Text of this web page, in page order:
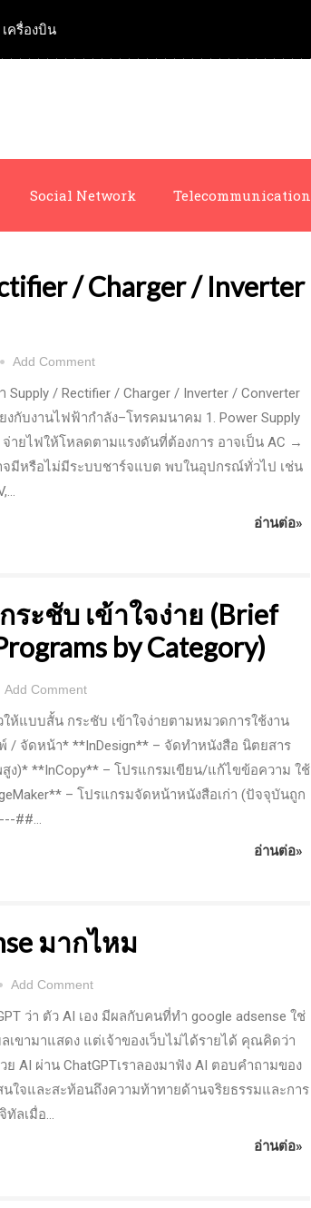
ครื่องบิน
Social Network Telecommunication
/ Charger / Inverter
Add Comment
Supply / Rectifier / Charger / Inverter / Converter
งกับงานไฟฟ้ากำลัง–โทรคมนาคม 1. Power Supply
ายไฟให้โหลดตามแรงดันที่ต้องการ อาจเป็น AC →
จมีหรือไม่มีระบบชาร์จแบต พบในอุปกรณ์ทั่วไป เช่น
อ่านต่อ»
ะชับ เข้าใจง่าย (Brief
by Category)
Add Comment
ห้แบบสั้น กระชับ เข้าใจง่ายตามหมวดการใช้งาน
/ จัดหน้า* **InDesign** – จัดทำหนังสือ นิตยสาร
)* **InCopy** – โปรแกรมเขียน/แก้ไขข้อความ ใช้
– โปรแกรมจัดหน้าหนังสือเก่า (ปัจจุบันถูก
##...
อ่านต่อ»
มากไหม
Add Comment
ว่า ตัว AI เอง มีผลกับคนที่ทำ google adsense ใช่
เขามาแสดง แต่เจ้าของเว็บไม่ได้รายได้ คุณคิดว่า
ย AI ผ่าน ChatGPTเราลองมาฟัง AI ตอบคำถามของ
ใจและสะท้อนถึงความท้าทายด้านจริยธรรมและการ
ลเมื่อ...
อ่านต่อ»